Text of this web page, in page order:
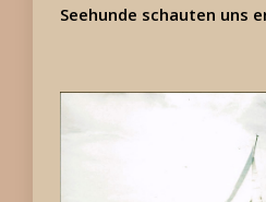
Seehunde schauten uns